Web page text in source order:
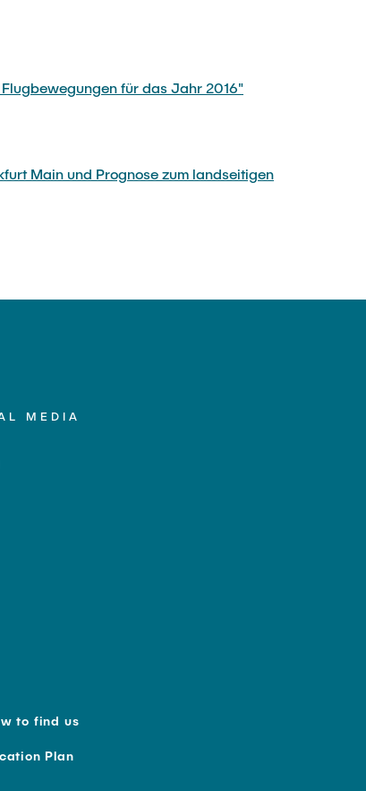
für das Jahr 2016"
Main und Prognose zum landseitigen
MEDIA
to find us
Plan